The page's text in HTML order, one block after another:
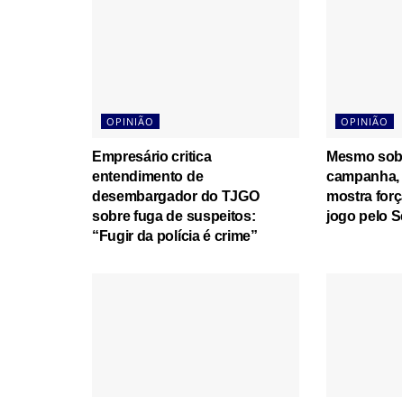
OPINIÃO
Empresário critica
entendimento de
desembargador do TJGO
sobre fuga de suspeitos:
“Fugir da polícia é crime”
OPINIÃO
Mesmo
mostra
jogo pelo